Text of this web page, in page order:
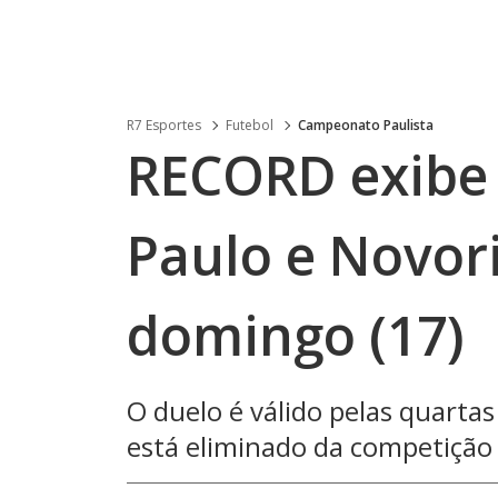
R7 Esportes Futebol Campeonato Paulista
RECORD
Paulo e
domingo (17)
O duelo é válido pelas
está eliminado da competição